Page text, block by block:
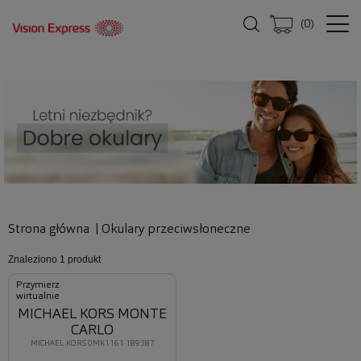
(0)
Strona główna Okulary przeciwsłoneczne
Znaleziono 1 produkt
Przymierz
wirtualnie
MICHAEL KORS 0MK1161 189387
MICHAEL KORS MONTE
CARLO